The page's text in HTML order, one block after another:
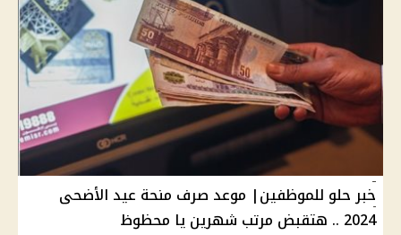
خبر حلو للموظفين| موعد صرف منحة عيد الأضحى
2024 .. هتقبض مرتب شهرين يا محظوظ